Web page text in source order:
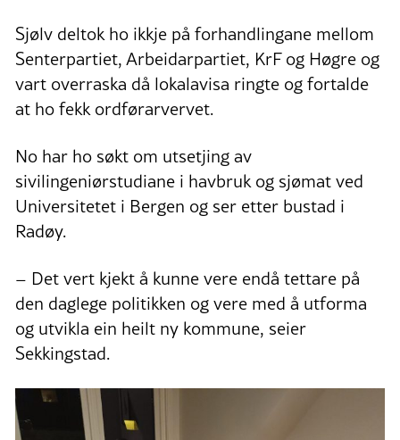
Sjølv deltok ho ikkje på forhandlingane mellom
Senterpartiet, Arbeidarpartiet, KrF og Høgre og
vart overraska då lokalavisa ringte og fortalde
at ho fekk ordførarvervet.
No har ho søkt om utsetjing av
sivilingeniørstudiane i havbruk og sjømat ved
Universitetet i Bergen og ser etter bustad i
Radøy.
– Det vert kjekt å kunne vere endå tettare på
den daglege politikken og vere med å utforma
og utvikla ein heilt ny kommune, seier
Sekkingstad.